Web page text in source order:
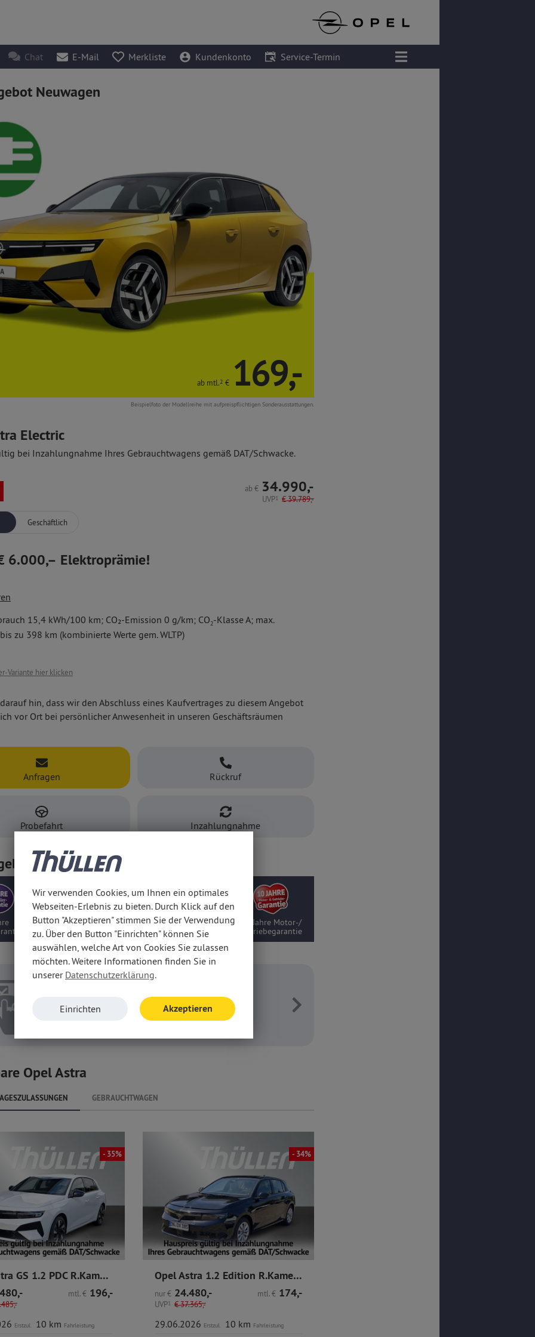
Chat E-Mail Merkliste Kundenkonto Service-Termin
Neuwagen
ab mtl.2 € 169,-
Beispielfoto der Modellreihe mit aufpreispflichtigen Sonderausstattungen.
Electric
bei Inzahlungnahme Ihres Gebrauchtwagens gemäß DAT/Schwacke.
ab € 34.990,-
UVP1 €39.789,-
Geschäftlich
6.000,– Elektroprämie!
unschlagbar in seiner Vielseitigkeit, als elegante Limousine oder wie hier
5-Türer, z. B. mit
Müdigkeitserkennung, autom. Gefahrenbremsung
Infotainment mit 10''-Infodisplay und -Farbtouchscreen
Parkbremse u. v. m.
gibt es in vielen attraktiven Ausstattungsvarianten und extra-geräumig
15,4 kWh/100 km; CO₂-Emission 0 g/km; CO2-Klasse A; max.
zu 398 km (kombinierte Werte gem. WLTP)
Variante hier klicken
hin, dass wir den Abschluss eines Kaufvertrages zu diesem Angebot
vor Ort bei persönlicher Anwesenheit in unseren Geschäftsräumen
Anfragen Rückruf
Probefahrt Inzahlungnahme
Vorteile
Deutsches Modell,
kein EU-Import
10 Jahre Motor-/
Getriebegarantie
5 Jahre Thüllen-
Garantie
Konfigurieren Sie Ihr persönliches Fahrzeug
Opel Astra
GEBRAUCHTWAGEN
- 35%
Opel Astra GS 1.2 PDC R.Kamera Sitzheizung CarPlay
mtl.€ 196,-
Erstzul. 10 km Fahrleistung
- 34%
Opel Astra 1.2 Edition R.Kamera Allwetter Sitzheizung
nur€ 24.480,-
UVP1 €37.365,-
mtl.€ 174,-
29.06.2026 Erstzul. 10 km Fahrleistung
Wir verwenden Cookies, um Ihnen ein optimales
Webseiten-Erlebnis zu bieten. Durch Klick auf den
Button "Akzeptieren" stimmen Sie der Verwendung
zu. Über den Button "Einrichten" können Sie
auswählen, welche Art von Cookies Sie zulassen
möchten. Weitere Informationen finden Sie in
unserer Datenschutzerklärung.
Einrichten Akzeptieren